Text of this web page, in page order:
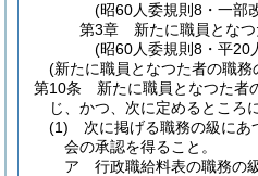
(昭60人委規則8・一部
第3章
新たに職員とな
(昭60人委規則8・平20
(新たに職員となつた者の職務
第10条
新たに職員となつた者
じ、かつ、次に定めるところ
(1)
次に掲げる職務の級にあ
会の承認を得ること。
ア
行政職給料表の職務の